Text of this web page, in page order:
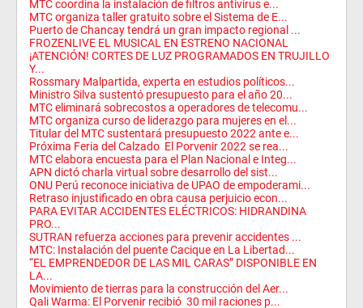
MTC coordina la instalación de filtros antivirus e...
MTC organiza taller gratuito sobre el Sistema de E...
Puerto de Chancay tendrá un gran impacto regional ...
FROZENLIVE EL MUSICAL EN ESTRENO NACIONAL
¡ATENCIÓN! CORTES DE LUZ PROGRAMADOS EN TRUJILLO
Y...
Rossmary Malpartida, experta en estudios políticos...
Ministro Silva sustentó presupuesto para el año 20...
MTC eliminará sobrecostos a operadores de telecomu...
MTC organiza curso de liderazgo para mujeres en el...
Titular del MTC sustentará presupuesto 2022 ante e...
Próxima Feria del Calzado El Porvenir 2022 se rea...
MTC elabora encuesta para el Plan Nacional e Integ...
APN dictó charla virtual sobre desarrollo del sist...
ONU Perú reconoce iniciativa de UPAO de empoderami...
Retraso injustificado en obra causa perjuicio econ...
PARA EVITAR ACCIDENTES ELÉCTRICOS: HIDRANDINA
PRO...
SUTRAN refuerza acciones para prevenir accidentes ...
MTC: Instalación del puente Cacique en La Libertad...
“EL EMPRENDEDOR DE LAS MIL CARAS” DISPONIBLE EN
LA...
Movimiento de tierras para la construcción del Aer...
Qali Warma: El Porvenir recibió 30 mil raciones p...